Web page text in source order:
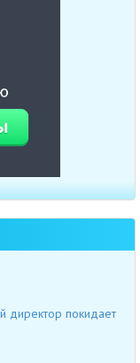
директор покидает